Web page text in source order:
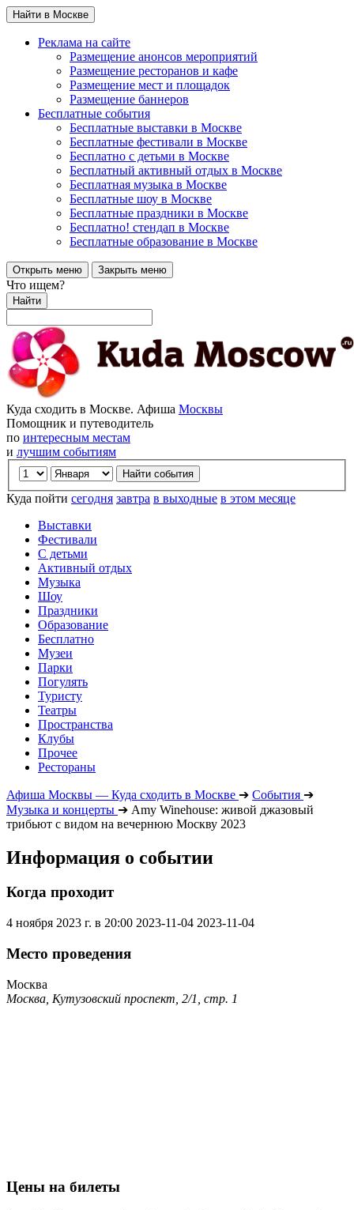
Найти в Москве
Реклама на сайте
Размещение анонсов мероприятий
Размещение ресторанов и кафе
Размещение мест и площадок
Размещение баннеров
Бесплатные события
Бесплатные выставки в Москве
Бесплатные фестивали в Москве
Бесплатно с детьми в Москве
Бесплатный активный отдых в Москве
Бесплатная музыка в Москве
Бесплатные шоу в Москве
Бесплатные праздники в Москве
Бесплатно! стендап в Москве
Бесплатные образование в Москве
Открыть меню Закрыть меню
Что ищем?
Найти
Куда сходить в Москве. Афиша Москвы
Помощник и путеводитель
по интересным местам
и лучшим событиям
Куда пойти сегодня завтра в выходные в этом месяце
Выставки
Фестивали
С детьми
Активный отдых
Музыка
Шоу
Праздники
Образование
Бесплатно
Музеи
Парки
Погулять
Туристу
Театры
Пространства
Клубы
Прочее
Рестораны
Афиша Москвы — Куда сходить в Москве ➔ События ➔
Музыка и концерты ➔ Amy Winehouse: живой джазовый
трибьют с видом на вечернюю Москву 2023
Информация о событии
Когда проходит
4 ноября 2023 г. в 20:00 2023-11-04 2023-11-04
Место проведения
Москва
Москва, Кутузовский проспект, 2/1, стр. 1
Цены на билеты